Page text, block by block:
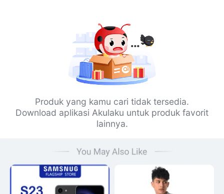
Produk yang kamu cari tidak tersedia.
Download aplikasi Akulaku untuk produk favorit
lainnya.